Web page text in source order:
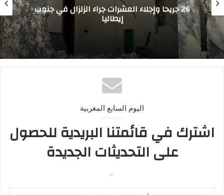
26 جريحا وإجلاء العشرات جراء الزلزال في جنوب
إيطاليا
اليوم السابع المغربية
اشترك في قائمتنا البريدية للحصول
على التحديثات الجديدة
.